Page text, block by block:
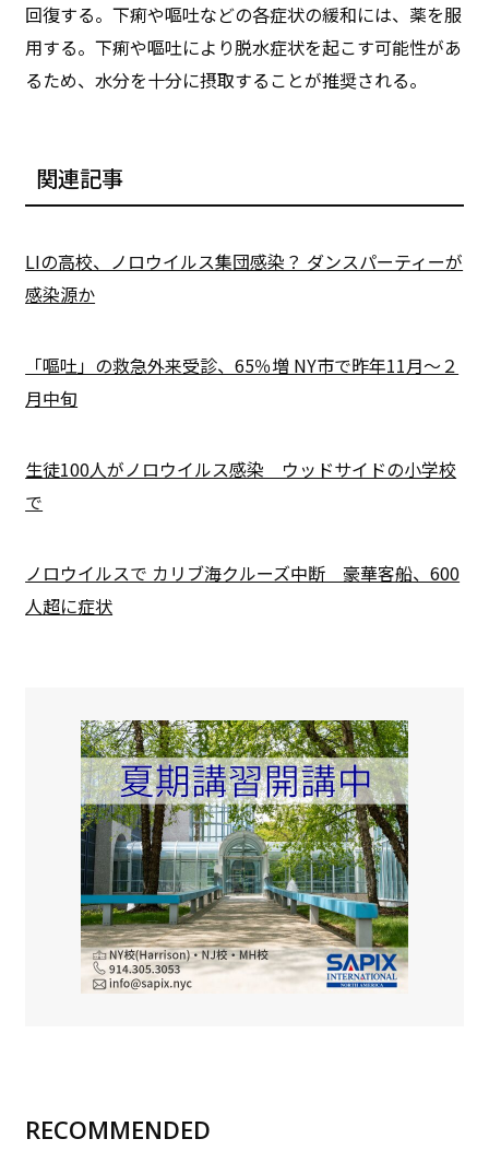
回復する。下痢や嘔吐などの各症状の緩和には、薬を服
用する。下痢や嘔吐により脱水症状を起こす可能性があ
るため、水分を十分に摂取することが推奨される。
関連記事
LIの高校、ノロウイルス集団感染？ ダンスパーティーが
感染源か
「嘔吐」の救急外来受診、65％増 NY市で昨年11月～２
月中旬
生徒100人がノロウイルス感染 ウッドサイドの小学校
で
ノロウイルスで カリブ海クルーズ中断 豪華客船、600
人超に症状
RECOMMENDED